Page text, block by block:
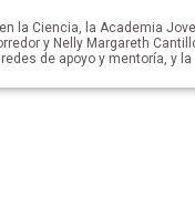
la Ciencia, la Academia
y Nelly Margareth
de apoyo y mentoría,